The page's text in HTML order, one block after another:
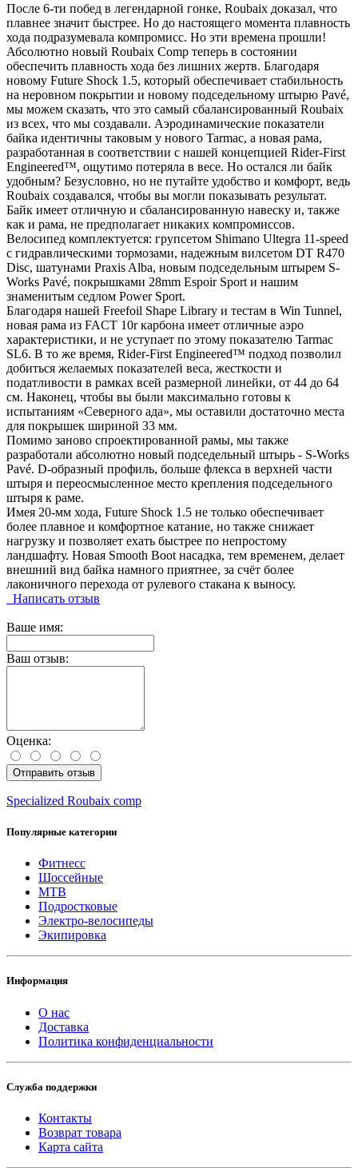
После 6-ти побед в легендарной гонке, Roubaix доказал, что
плавнее значит быстрее. Но до настоящего момента плавность
хода подразумевала компромисс. Но эти времена прошли!
Абсолютно новый Roubaix Comp теперь в состоянии
обеспечить плавность хода без лишних жертв. Благодаря
новому Future Shock 1.5, который обеспечивает стабильность
на неровном покрытии и новому подседельному штырю Pavé,
мы можем сказать, что это самый сбалансированный Roubaix
из всех, что мы создавали. Аэродинамические показатели
байка идентичны таковым у нового Tarmac, а новая рама,
разработанная в соответствии с нашей концепцией Rider-First
Engineered™, ощутимо потеряла в весе. Но остался ли байк
удобным? Безусловно, но не путайте удобство и комфорт, ведь
Roubaix создавался, чтобы вы могли показывать результат.
Байк имеет отличную и сбалансированную навеску и, также
как и рама, не предполагает никаких компромиссов.
Велосипед комплектуется: групсетом Shimano Ultegra 11-speed
с гидравлическими тормозами, надежным вилсетом DT R470
Disc, шатунами Praxis Alba, новым подседельным штырем S-
Works Pavé, покрышками 28mm Espoir Sport и нашим
знаменитым седлом Power Sport.
Благодаря нашей Freefoil Shape Library и тестам в Win Tunnel,
новая рама из FACT 10r карбона имеет отличные аэро
характеристики, и не уступает по этому показателю Tarmac
SL6. В то же время, Rider-First Engineered™ подход позволил
добиться желаемых показателей веса, жесткости и
податливости в рамках всей размерной линейки, от 44 до 64
см. Наконец, чтобы вы были максимально готовы к
испытаниям «Северного ада», мы оставили достаточно места
для покрышек шириной 33 мм.
Помимо заново спроектированной рамы, мы также
разработали абсолютно новый подседельный штырь - S-Works
Pavé. D-образный профиль, больше флекса в верхней части
штыря и переосмысленное место крепления подседельного
штыря к раме.
Имея 20-мм хода, Future Shock 1.5 не только обеспечивает
более плавное и комфортное катание, но также снижает
нагрузку и позволяет ехать быстрее по непростому
ландшафту. Новая Smooth Boot насадка, тем временем, делает
внешний вид байка намного приятнее, за счёт более
лаконичного перехода от рулевого стакана к выносу.
Написать отзыв
Ваше имя:
Ваш отзыв:
Оценка:
Отправить отзыв
Specialized Roubaix comp
Популярные категории
Фитнесс
Шоссейные
MTB
Подростковые
Электро-велосипеды
Экипировка
Информация
О нас
Доставка
Политика конфиденциальности
Служба поддержки
Контакты
Возврат товара
Карта сайта